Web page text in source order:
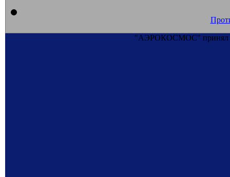
"АЭРОКОСМОС" принял